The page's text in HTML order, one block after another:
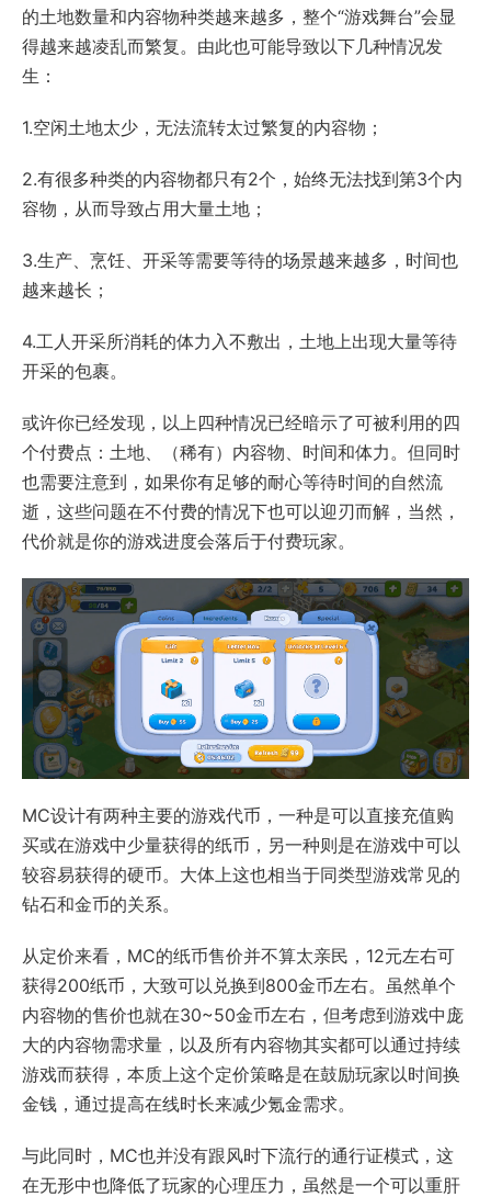
的土地数量和内容物种类越来越多，整个“游戏舞台”会显
得越来越凌乱而繁复。由此也可能导致以下几种情况发
生：
1.空闲土地太少，无法流转太过繁复的内容物；
2.有很多种类的内容物都只有2个，始终无法找到第3个内
容物，从而导致占用大量土地；
3.生产、烹饪、开采等需要等待的场景越来越多，时间也
越来越长；
4.工人开采所消耗的体力入不敷出，土地上出现大量等待
开采的包裹。
或许你已经发现，以上四种情况已经暗示了可被利用的四
个付费点：土地、（稀有）内容物、时间和体力。但同时
也需要注意到，如果你有足够的耐心等待时间的自然流
逝，这些问题在不付费的情况下也可以迎刃而解，当然，
代价就是你的游戏进度会落后于付费玩家。
MC设计有两种主要的游戏代币，一种是可以直接充值购
买或在游戏中少量获得的纸币，另一种则是在游戏中可以
较容易获得的硬币。大体上这也相当于同类型游戏常见的
钻石和金币的关系。
从定价来看，MC的纸币售价并不算太亲民，12元左右可
获得200纸币，大致可以兑换到800金币左右。虽然单个
内容物的售价也就在30~50金币左右，但考虑到游戏中庞
大的内容物需求量，以及所有内容物其实都可以通过持续
游戏而获得，本质上这个定价策略是在鼓励玩家以时间换
金钱，通过提高在线时长来减少氪金需求。
与此同时，MC也并没有跟风时下流行的通行证模式，这
在无形中也降低了玩家的心理压力，虽然是一个可以重肝